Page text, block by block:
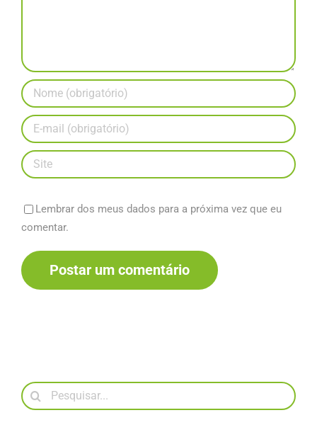
Lembrar dos meus dados para a próxima vez que eu
comentar.
Buscar
resultados